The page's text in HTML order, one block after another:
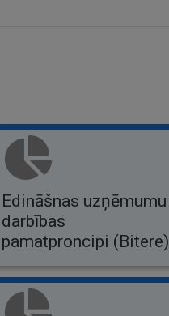
Edināšnas uzņēmumu
darbības
pamatproncipi (Bitere)